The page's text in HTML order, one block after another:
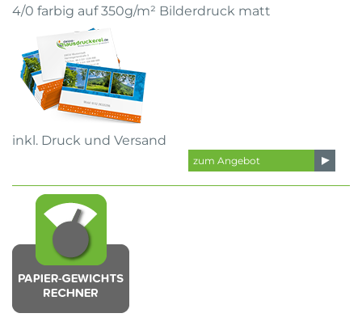
4/0 farbig auf 350g/m² Bilderdruck matt
inkl. Druck und Versand
zum Angebot